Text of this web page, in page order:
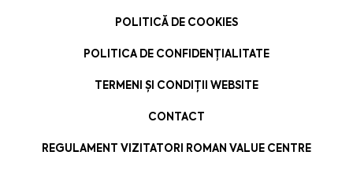
POLITICĂ DE COOKIES
POLITICA DE CONFIDENȚIALITATE
TERMENI ȘI CONDIȚII WEBSITE
CONTACT
REGULAMENT VIZITATORI ROMAN VALUE CENTRE